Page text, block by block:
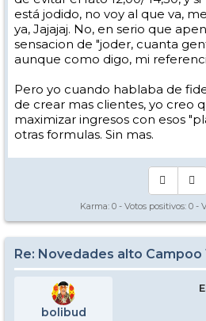
está jodido, no voy al que va,
ya, Jajajaj. No, en serio que
sensacion de "joder, cuanta
aunque como digo, mi
Pero yo cuando hablaba de
de crear mas clientes, yo creo
maximizar ingresos con esos
otras formulas. Sin mas.
Karma: 0 - Votos positivos: 0 -
Re: Novedades alto Campoo
bolibud